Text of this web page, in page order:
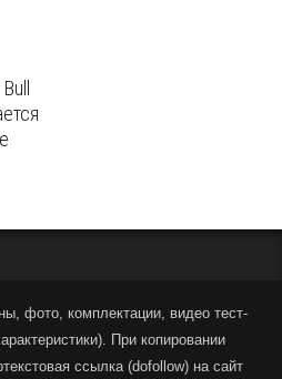
фото, комплектации, видео тест-
). При копировании
ссылка (dofollow) на сайт